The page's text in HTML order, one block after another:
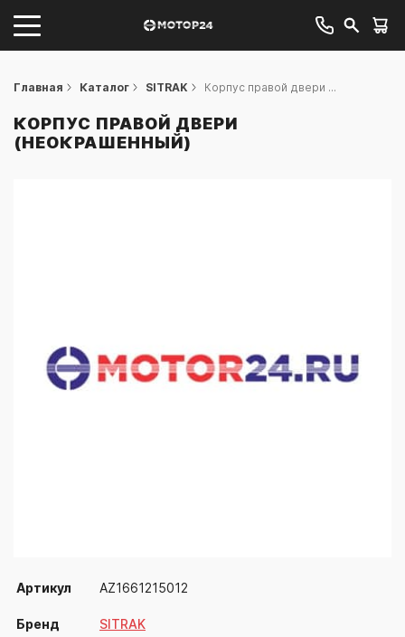
Главная Каталог SITRAK Корпус правой двери ...
КОРПУС ПРАВОЙ ДВЕРИ
(НЕОКРАШЕННЫЙ)
Артикул AZ1661215012
Бренд SITRAK